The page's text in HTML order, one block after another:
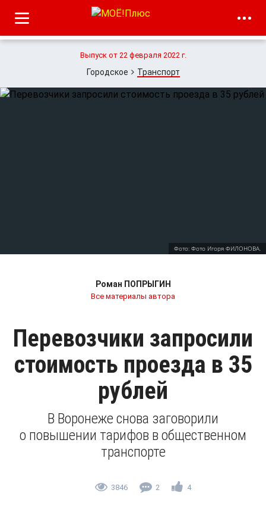
Выпуск от 22 февраля 2022 г.
Городское Транспорт
Фото: Фото Игоря ФИЛОНОВА.
Роман ПОПРЫГИН
Все материалы автора
Перевозчики запросили
стоимость проезда в 35
рублей
В Воронеже снова заговорили
о повышении тарифов в общественном
транспорте
3846 2 4